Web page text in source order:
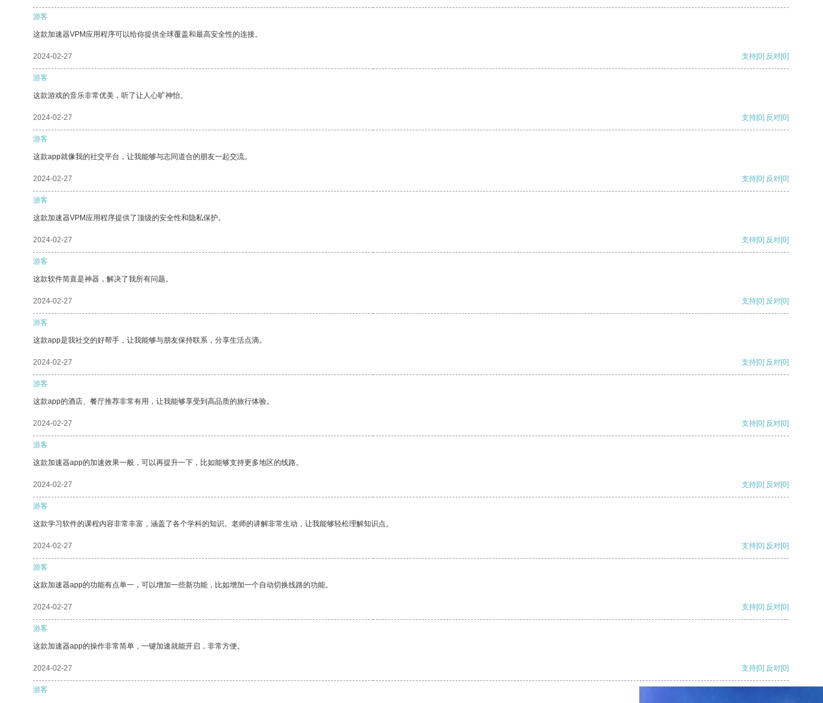
游客
这款加速器VPM应用程序可以给你提供全球覆盖和最高安全性的连接。
2024-02-27 支持[0] 反对[0]
游客
这款游戏的音乐非常优美，听了让人心旷神怡。
2024-02-27 支持[0] 反对[0]
游客
这款app就像我的社交平台，让我能够与志同道合的朋友一起交流。
2024-02-27 支持[0] 反对[0]
游客
这款加速器VPM应用程序提供了顶级的安全性和隐私保护。
2024-02-27 支持[0] 反对[0]
游客
这款软件简直是神器，解决了我所有问题。
2024-02-27 支持[0] 反对[0]
游客
这款app是我社交的好帮手，让我能够与朋友保持联系，分享生活点滴。
2024-02-27 支持[0] 反对[0]
游客
这款app的酒店、餐厅推荐非常有用，让我能够享受到高品质的旅行体验。
2024-02-27 支持[0] 反对[0]
游客
这款加速器app的加速效果一般，可以再提升一下，比如能够支持更多地区的线路。
2024-02-27 支持[0] 反对[0]
游客
这款学习软件的课程内容非常丰富，涵盖了各个学科的知识。老师的讲解非常生动，让我能够轻松理解知识点。
2024-02-27 支持[0] 反对[0]
游客
这款加速器app的功能有点单一，可以增加一些新功能，比如增加一个自动切换线路的功能。
2024-02-27 支持[0] 反对[0]
游客
这款加速器app的操作非常简单，一键加速就能开启，非常方便。
2024-02-27 支持[0] 反对[0]
游客